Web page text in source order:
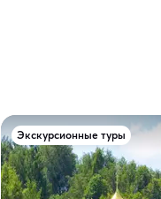
Экскурсионные туры